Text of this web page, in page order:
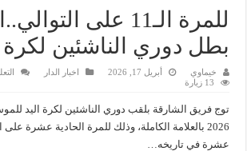
للمرة الـ11 على
بطل دوري الناشئين لكرة
خيماوي أبريل 17, 2026 اخبار الدار
13 زيارة
2026 بالعلامة الكاملة، وذلك للمرة الحادية عشرة على
عشرة في تاريخه…